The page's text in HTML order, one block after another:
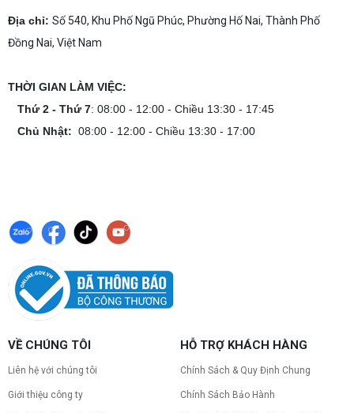
hình mạnh, tối ưu chi phí, test máy tại chỗ. Khám
phá ngay địa chỉ tư vấn và lắp đặt dàn PC chơi
phù hợp, đảm bảo hệ thống vận hành ổn định và
copy nhanh.
tăng hiệu năng tối đa? Xem ngay thứ tự ưu tiên
nâng cấp linh kiện PC chi tiết trong bài viết này!
nhân và Cách khắc phục
Tình trạng PC gaming nóng quạt kêu to khiến
máy giật lag, giảm tuổi thọ? Tìm hiểu ngay
nguyên nhân và cách khắc phục hiệu quả để máy
Địa chỉ: Số 540, Khu Phố Ngũ Phúc, Phường Hố Nai, Thành Phố
Đồng Nai, Việt Nam
THỜI GIAN LÀM VIỆC:
Thứ 2 - Thứ 7: 08:00 - 12:00 - Chiều 13:30 - 17:45
Chủ Nhật: 08:00 - 12:00 - Chiều 13:30 - 17:00
VỀ CHÚNG TÔI
Liên hệ với chúng tôi
Giới thiệu công ty
HỖ TRỢ KHÁCH HÀNG
Chính Sách & Quy Định Chung
Chính Sách Bảo Hành